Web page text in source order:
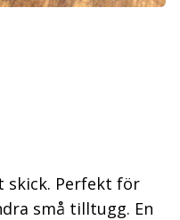
skick. Perfekt för
små tilltugg. En